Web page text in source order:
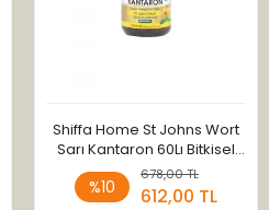
Shiffa Home St Johns Wort
Sarı Kantaron 60Lı Bitkisel
Kapsül 560Mg
%10
678,00 TL
612,00 TL